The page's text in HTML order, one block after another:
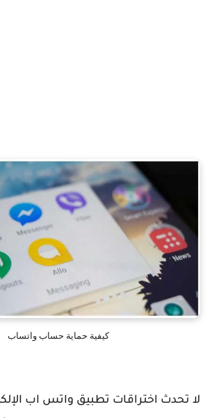
كيفية حماية حساب واتساب
لا تحدث اختراقات تطبيق واتس اب